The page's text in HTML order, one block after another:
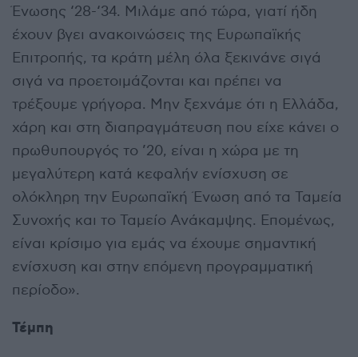
Ένωσης ‘28-‘34. Μιλάμε από τώρα, γιατί ήδη
έχουν βγει ανακοινώσεις της Ευρωπαϊκής
Επιτροπής, τα κράτη μέλη όλα ξεκινάνε σιγά
σιγά να προετοιμάζονται και πρέπει να
τρέξουμε γρήγορα. Μην ξεχνάμε ότι η Ελλάδα,
χάρη και στη διαπραγμάτευση που είχε κάνει ο
πρωθυπουργός το ’20, είναι η χώρα με τη
μεγαλύτερη κατά κεφαλήν ενίσχυση σε
ολόκληρη την Ευρωπαϊκή Ένωση από τα Ταμεία
Συνοχής και το Ταμείο Ανάκαμψης. Επομένως,
είναι κρίσιμο για εμάς να έχουμε σημαντική
ενίσχυση και στην επόμενη προγραμματική
περίοδο».
Τέμπη